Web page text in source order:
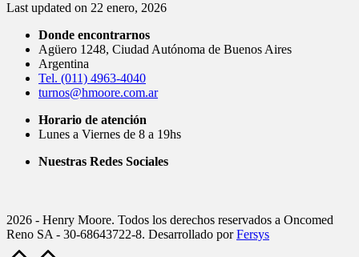
Last updated on 22 enero, 2026
Donde encontrarnos
Agüero 1248, Ciudad Autónoma de Buenos Aires
Argentina
Tel. (011) 4963-4040
turnos@hmoore.com.ar
Horario de atención
Lunes a Viernes de 8 a 19hs
Nuestras Redes Sociales
2026 - Henry Moore. Todos los derechos reservados a Oncomed
Reno SA - 30-68643722-8. Desarrollado porFersys